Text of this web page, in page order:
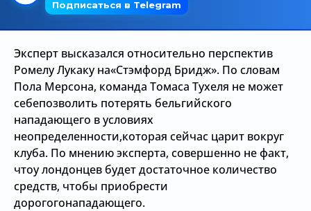
Эксперт высказался относительно перспектив
Ромелу Лукаку на«Стэмфорд Бридж». По словам
Пола Мерсона, команда Томаса Тухеля не может
себепозволить потерять бельгийского
нападающего в условиях
неопределенности,которая сейчас царит вокруг
клуба. По мнению эксперта, совершенно не факт,
чтоу лондонцев будет достаточное количество
средств, чтобы приобрести
дорогогонападающего.
Трансляции
О сайте
Контакты